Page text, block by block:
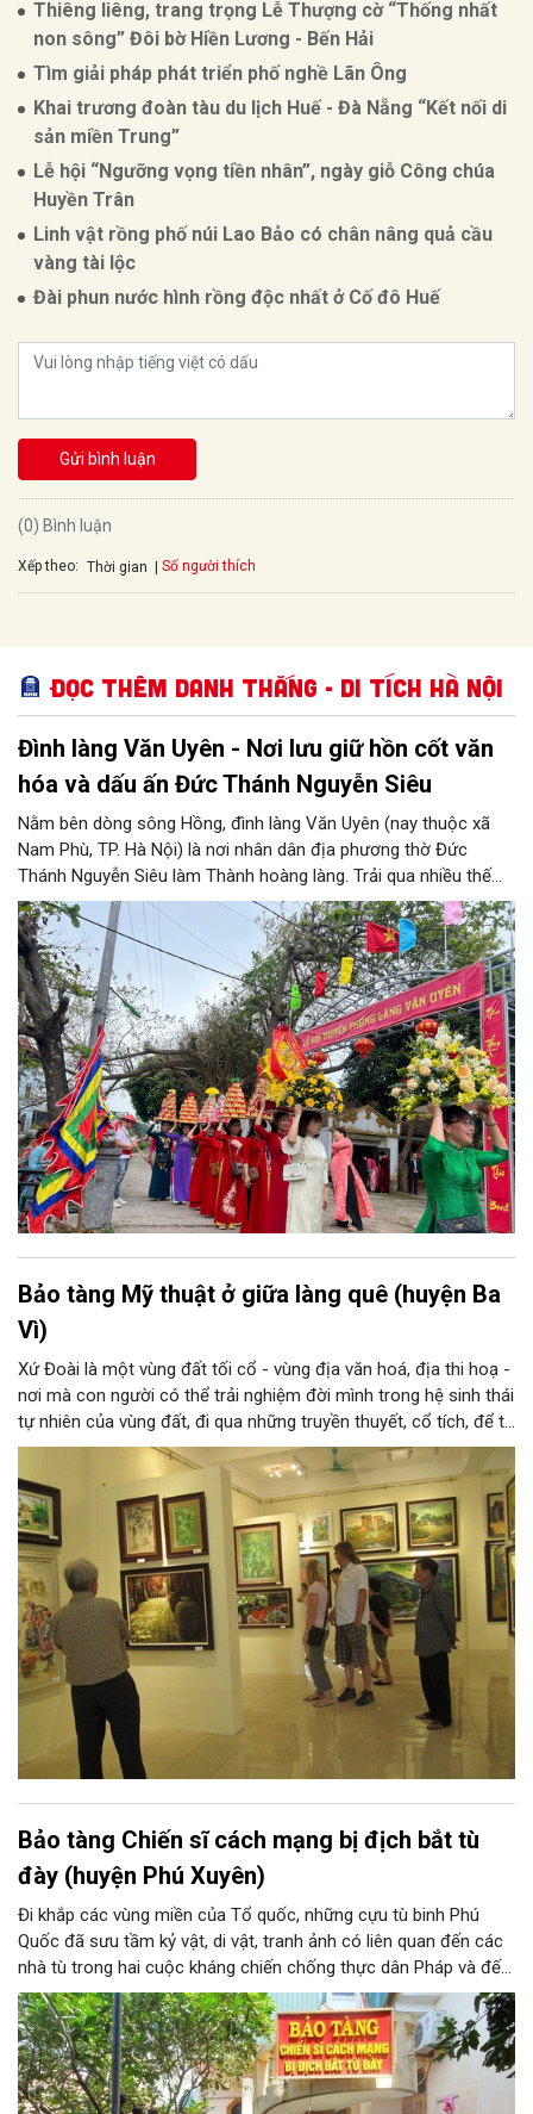
Thiêng liêng, trang trọng Lễ Thượng cờ “Thống nhất
non sông” Đôi bờ Hiền Lương - Bến Hải
Tìm giải pháp phát triển phố nghề Lãn Ông
Khai trương đoàn tàu du lịch Huế - Đà Nẵng “Kết nối di
sản miền Trung”
Lễ hội “Ngưỡng vọng tiền nhân”, ngày giỗ Công chúa
Huyền Trân
Linh vật rồng phố núi Lao Bảo có chân nâng quả cầu
vàng tài lộc
Đài phun nước hình rồng độc nhất ở Cố đô Huế
Gửi bình luận
(0) Bình luận
Xếp theo: Thời gian Số người thích
Đọc thêm Danh thắng - Di tích Hà Nội
Đình làng Văn Uyên - Nơi lưu giữ hồn cốt văn
hóa và dấu ấn Đức Thánh Nguyễn Siêu
Nằm bên dòng sông Hồng, đình làng Văn Uyên (nay thuộc xã
Nam Phù, TP. Hà Nội) là nơi nhân dân địa phương thờ Đức
Thánh Nguyễn Siêu làm Thành hoàng làng. Trải qua nhiều thế
hệ, ngôi đình không chỉ là không gian sinh hoạt tín ngưỡng của
cộng đồng dân cư mà còn lưu giữ nhiều giá trị lịch sử, văn hóa.
Bảo tàng Mỹ thuật ở giữa làng quê (huyện Ba
Vì)
Xứ Đoài là một vùng đất tối cổ - vùng địa văn hoá, địa thi hoạ -
nơi mà con người có thể trải nghiệm đời mình trong hệ sinh thái
tự nhiên của vùng đất, đi qua những truyền thuyết, cổ tích, để từ
đó tạo nên tâm tính, giọng nói đặc trưng của con người xứ
Đoài. Nắng và gió, núi và sông xứ Đoài đã gợi cảm hứng sáng
tác cho một Tản Đà, một Quang Dũng và nhiều thi nhân, hoạ sĩ:
từ Tô Ngọc Vân, Nguyễn Gia Trí đến Sĩ Tốt, Nguyễn Tiến Chung,
Nguyễn Tư Nghiêm, Nguyễn Sáng... và những thế hệ văn nghệ sĩ
sau này, ở họ đều có những sáng tác xuất sắc về xứ Đoài.
Bảo tàng Chiến sĩ cách mạng bị địch bắt tù
đày (huyện Phú Xuyên)
Đi khắp các vùng miền của Tổ quốc, những cựu tù binh Phú
Quốc đã sưu tầm kỷ vật, di vật, tranh ảnh có liên quan đến các
nhà tù trong hai cuộc kháng chiến chống thực dân Pháp và đế
quốc Mỹ xâm lược mà đồng đội và các ông đã trải qua. Hơn 20
năm kiếm tìm và góp nhặt, Bảo tàng Chiến sĩ cách mạng bị
địch bắt tù đày, do chính những người cựu tù năm xưa thành lập
là những minh chứng chân thực về một thời oanh liệt và hào
hùng của dân tộc.